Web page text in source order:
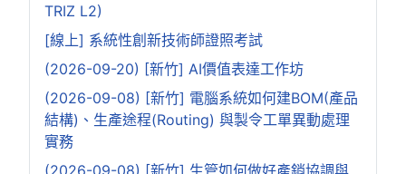
TRIZ L2)
[線上] 系統性創新技術師證照考試
(2026-09-20) [新竹] AI價值表達工作坊
(2026-09-08) [新竹] 電腦系統如何建BOM(產品
結構)、生產途程(Routing) 與製令工單異動處理
實務